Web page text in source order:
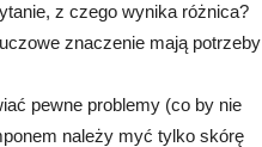
z czego wynika różnica?
znaczenie mają potrzeby
pewne problemy (co by nie
należy myć tylko skórę